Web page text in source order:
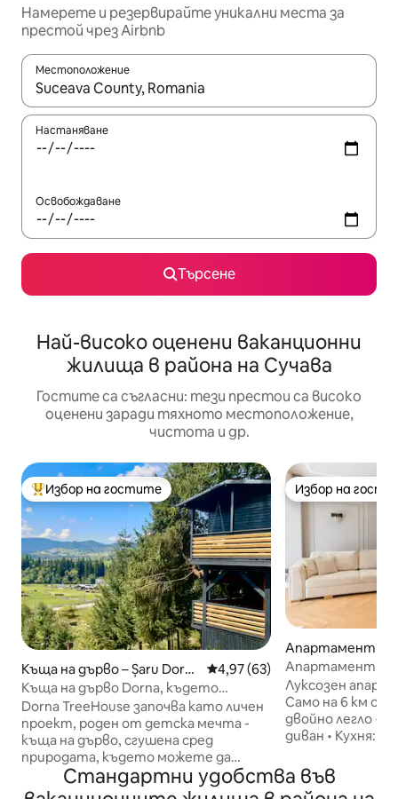
Намерете и резервирайте уникални места за
престой чрез Airbnb
Местоположение
Когато резултатите се покажат, използвайте
Настаняване
Освобождаване
Търсене
Най-високо оценени ваканционни
жилища в района на Сучава
Гостите са съгласни: тези престои са високо
оценени заради тяхното местоположение,
чистота и др.
Най-популярен избор на гостите
Избор на гостите
Къща на дърво – Șaru Dorn
ei
Средна оценка: 4,97 от 5,
4,97 (63)
Къща на дърво Dorna, където
дървото е ваш съквартирант!
Dorna TreeHouse започва като личен
проект, роден от детска мечта -
къща на дърво, сгушена сред
природата, където можете да
избягате от шума на града и
напълно да прегърнете
Избор на
Избор на
Апартамент –
Апартамент в
Луксозен
Само на 6 км от
двойно легло +
диван • Кухня: еспресо машина,
микровълнова
съдове • Голям телевизор със
Стандартни удобства във